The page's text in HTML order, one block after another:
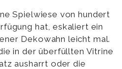
Spielwiese von hundert
hat, eskaliert ein
Dekowahn leicht mal.
in der überfüllten Vitrine
ausharrt oder die